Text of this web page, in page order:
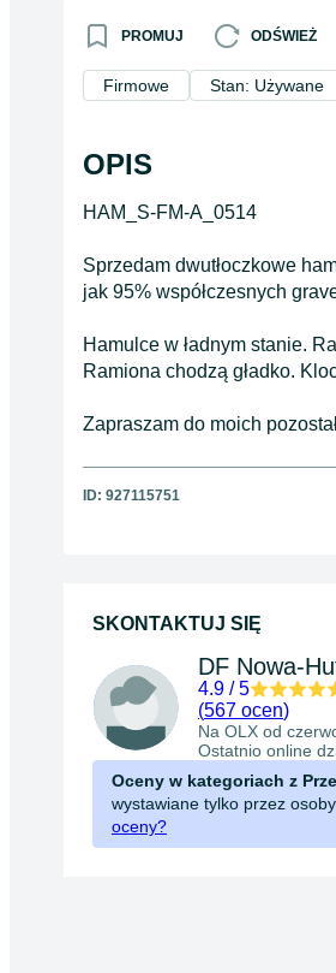
PROMUJ ODŚWIEŻ
Firmowe Stan: Używane
OPIS
HAM_S-FM-A_0514
Sprzedam dwutłoczkowe
jak 95% współczesnych
Hamulce w ładnym stanie.
Ramiona chodzą gładko.
Zapraszam do moich
ID: 927115751
SKONTAKTUJ SIĘ
DF Nowa-
4.9 /5
(567 ocen)
Na OLX od
Ostatnio online
Oceny w kategoriach z
wystawiane tylko przez
oceny?